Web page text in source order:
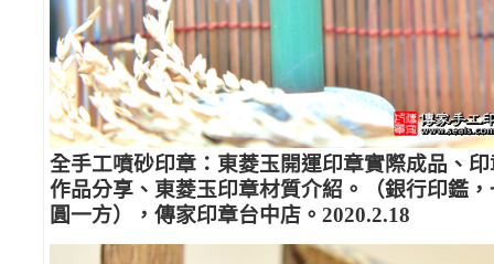
全手工噴砂印章：東菱玉開運印章實際成品、印
作品分享、東菱玉印章材質介紹。（銀行印鑑，
圓一方），傳家印章台中店。2020.2.18